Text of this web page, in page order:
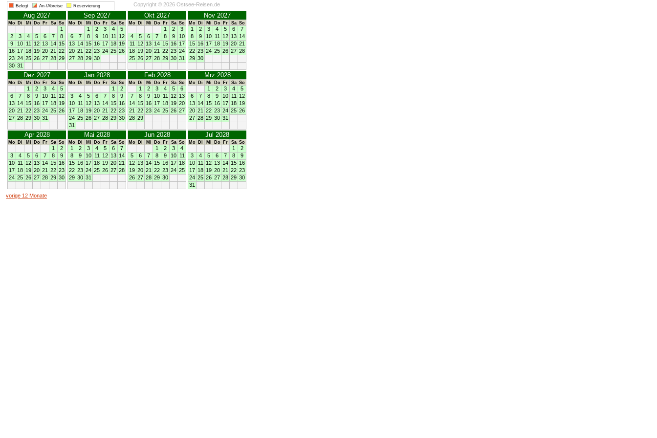
Belegt An-/Abreise Reservierung Copyright © 2026 Ostsee-Reisen.de
Aug 2027
Mo Di Mi Do Fr Sa So
1
2
3 4 5 6 7
8
9
10 11 12 13 14 15
16 17 18 19 20 21 22
23 24 25 26 27 28 29
30 31
Sep 2027
Mo Di Mi Do Fr Sa So
1 2 3 4
5
6
7 8 9 10 11
12
13 14 15 16 17 18 19
20 21 22 23 24 25 26
27 28 29 30
Okt 2027
Mo Di Mi Do Fr Sa So
1 2
3
4
5 6 7 8 9
10
11
12 13 14 15 16 17
18 19 20 21 22 23 24
25 26 27 28 29 30 31
Nov 2027
Mo Di Mi Do Fr Sa So
1 2 3 4 5 6
7
8
9 10 11 12 13 14
15 16 17 18 19 20 21
22 23 24 25 26 27 28
29 30
Dez 2027
Mo Di Mi Do Fr Sa So
1 2 3 4
5
6
7 8 9 10 11
12
13 14 15 16 17 18 19
20 21 22 23 24 25 26
27 28 29 30 31
Jan 2028
Mo Di Mi Do Fr Sa So
1
2
3
4 5 6 7 8
9
10 11 12 13 14 15 16
17 18 19 20 21 22 23
24 25 26 27 28 29 30
31
Feb 2028
Mo Di Mi Do Fr Sa So
1 2 3 4 5
6
7
8 9 10 11 12 13
14 15 16 17 18 19 20
21 22 23 24 25 26 27
28 29
Mrz 2028
Mo Di Mi Do Fr Sa So
1 2 3 4
5
6
7 8 9 10 11
12
13 14 15 16 17 18 19
20 21 22 23 24 25 26
27 28 29 30 31
Apr 2028
Mo Di Mi Do Fr Sa So
1
2
3
4 5 6 7 8
9
10 11 12 13 14 15 16
17 18 19 20 21 22 23
24 25 26 27 28 29 30
Mai 2028
Mo Di Mi Do Fr Sa So
1 2 3 4 5 6
7
8
9 10 11 12 13 14
15 16 17 18 19 20 21
22 23 24 25 26 27 28
29 30 31
Jun 2028
Mo Di Mi Do Fr Sa So
1 2 3
4
5
6 7 8 9 10 11
12 13 14 15 16 17 18
19 20 21 22 23 24 25
26 27 28 29 30
Jul 2028
Mo Di Mi Do Fr Sa So
1
2
3
4 5 6 7 8
9
10 11 12 13 14 15 16
17 18 19 20 21 22 23
24 25 26 27 28 29 30
31
vorige 12 Monate